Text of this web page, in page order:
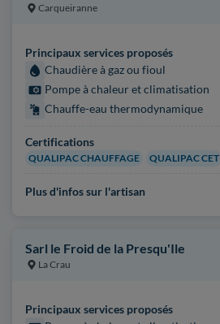
Carqueiranne
Principaux services proposés
Chaudière à gaz ou fioul
Pompe à chaleur et climatisation
Chauffe-eau thermodynamique
Certifications
QUALIPAC CHAUFFAGE QUALIPAC CET
Plus d'infos sur l'artisan
Sarl le Froid de la Presqu'Ile
La Crau
Principaux services proposés